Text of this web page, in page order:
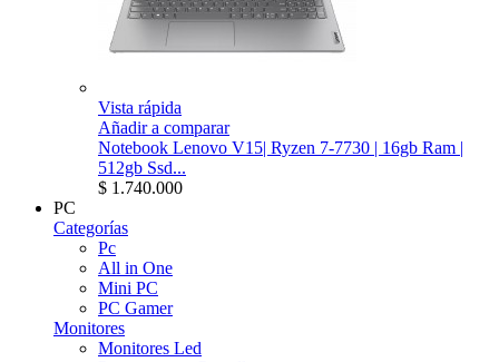
Vista rápida
Añadir a comparar
Notebook Lenovo V15| Ryzen 7-7730 | 16gb Ram |
512gb Ssd...
$ 1.740.000
PC
Categorías
Pc
All in One
Mini PC
PC Gamer
Monitores
Monitores Led